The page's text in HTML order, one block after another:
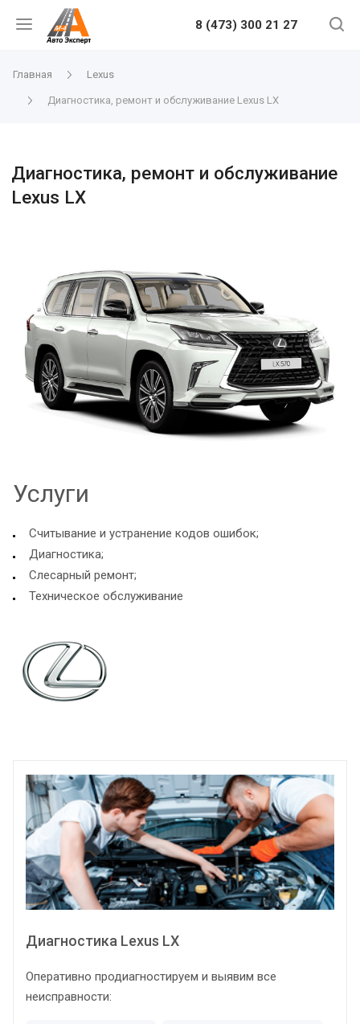
8 (473) 300 21 27
Главная Lexus
Диагностика, ремонт и обслуживание Lexus LX
Диагностика, ремонт и обслуживание
Lexus LX
Услуги
Считывание и устранение кодов ошибок;
Диагностика;
Слесарный ремонт;
Техническое обслуживание
Диагностика Lexus LX
Оперативно продиагностируем и выявим все
неисправности: